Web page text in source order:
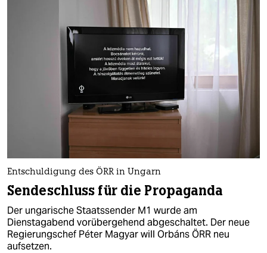
Entschuldigung des ÖRR in Ungarn
Sendeschluss für die Propaganda
Der ungarische Staatssender M1 wurde am
Dienstagabend vorübergehend abgeschaltet. Der neue
Regierungschef Péter Magyar will Orbáns ÖRR neu
aufsetzen.